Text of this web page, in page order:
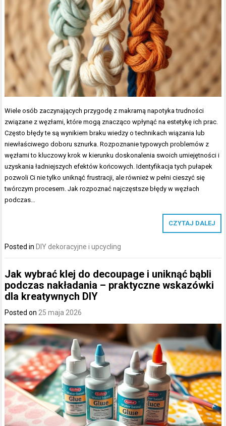
Wiele osób zaczynających przygodę z makramą napotyka trudności
związane z węzłami, które mogą znacząco wpłynąć na estetykę ich prac.
Często błędy te są wynikiem braku wiedzy o technikach wiązania lub
niewłaściwego doboru sznurka. Rozpoznanie typowych problemów z
węzłami to kluczowy krok w kierunku doskonalenia swoich umiejętności i
uzyskania ładniejszych efektów końcowych. Identyfikacja tych pułapek
pozwoli Ci nie tylko uniknąć frustracji, ale również w pełni cieszyć się
twórczym procesem. Jak rozpoznać najczęstsze błędy w węzłach
podczas…
CZYTAJ DALEJ
Posted in DIY dekoracyjne i upcycling
Jak wybrać klej do decoupage i uniknąć bąbli
podczas nakładania – praktyczne wskazówki
dla kreatywnych DIY
Posted on 25 maja 2026